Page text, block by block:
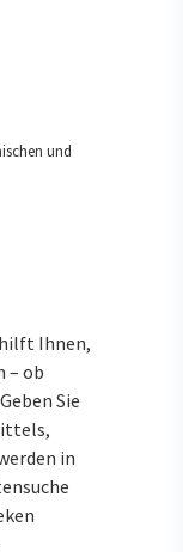
und
Ihnen,
– ob
Sie
in